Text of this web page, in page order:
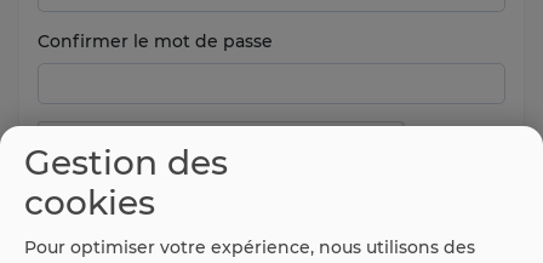
Confirmer le mot de passe
Gestion des
cookies
Pour optimiser votre expérience, nous utilisons des